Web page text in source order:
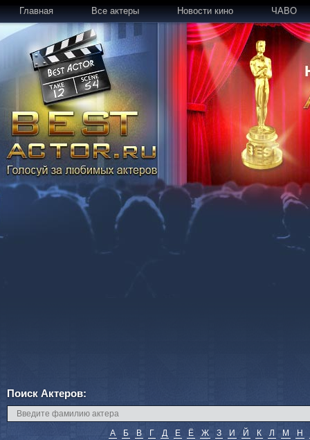
Главная Все актеры Новости кино ЧАВО
Поиск Актеров:
А Б В Г Д Е Ё Ж З И Й К Л М Н